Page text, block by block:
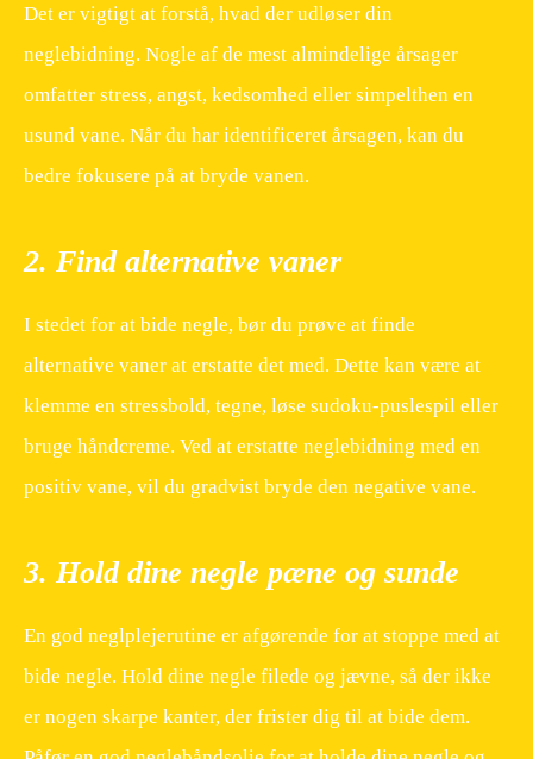
Det er vigtigt at forstå, hvad der udløser din
neglebidning. Nogle af de mest almindelige årsager
omfatter stress, angst, kedsomhed eller simpelthen en
usund vane. Når du har identificeret årsagen, kan du
bedre fokusere på at bryde vanen.
2. Find alternative vaner
I stedet for at bide negle, bør du prøve at finde
alternative vaner at erstatte det med. Dette kan være at
klemme en stressbold, tegne, løse sudoku-puslespil eller
bruge håndcreme. Ved at erstatte neglebidning med en
positiv vane, vil du gradvist bryde den negative vane.
3. Hold dine negle pæne og sunde
En god neglplejerutine er afgørende for at stoppe med at
bide negle. Hold dine negle filede og jævne, så der ikke
er nogen skarpe kanter, der frister dig til at bide dem.